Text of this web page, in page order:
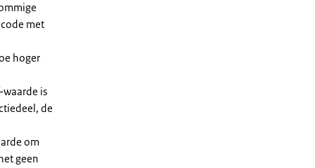
met
hoger
waarde is
de
om
geen